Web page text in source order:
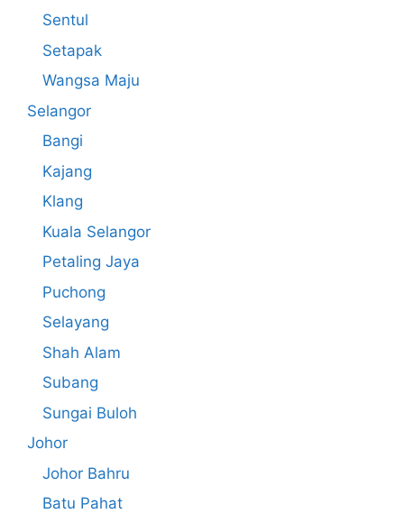
Sentul
Setapak
Wangsa Maju
Selangor
Bangi
Kajang
Klang
Kuala Selangor
Petaling Jaya
Puchong
Selayang
Shah Alam
Subang
Sungai Buloh
Johor
Johor Bahru
Batu Pahat